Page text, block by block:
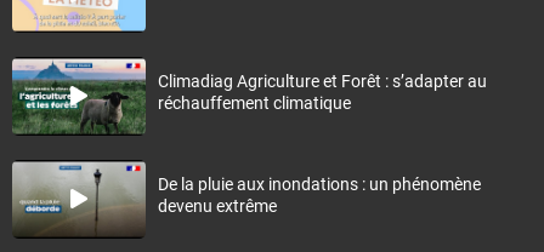
Climadiag Agriculture et Forêt : s’adapter au
réchauffement climatique
De la pluie aux inondations : un phénomène
devenu extrême